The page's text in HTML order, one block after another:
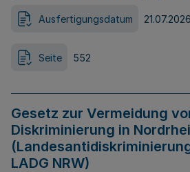
Ausfertigungsdatum 21.07.2026
Seite 552
Gesetz zur Vermeidung
Diskriminierung in
LADG NRW)